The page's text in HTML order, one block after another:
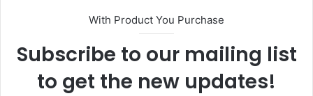
With Product You Purchase
Subscribe to our mailing list
to get the new updates!